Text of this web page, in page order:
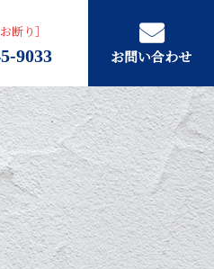
断り］
9033 お問い合わせ